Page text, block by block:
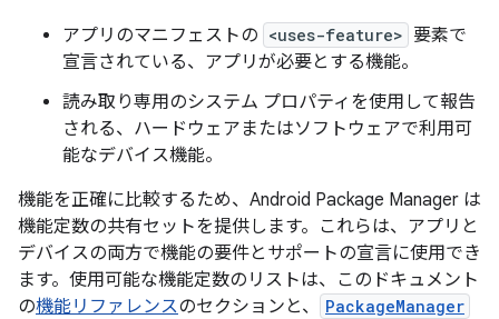
アプリのマニフェストの <uses-feature> 要素で
宣言されている、アプリが必要とする機能。
読み取り専用のシステム プロパティを使用して報告
される、ハードウェアまたはソフトウェアで利用可
能なデバイス機能。
機能を正確に比較するため、Android Package Manager は
機能定数の共有セットを提供します。これらは、アプリと
デバイスの両方で機能の要件とサポートの宣言に使用でき
ます。使用可能な機能定数のリストは、このドキュメント
の機能リファレンスのセクションと、 PackageManager